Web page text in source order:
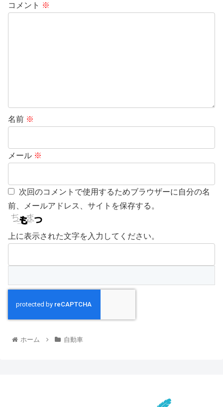
コメント ※
名前 ※
メール ※
次回のコメントで使用するためブラウザーに自分の名
前、メールアドレス、サイトを保存する。
上に表示された文字を入力してください。
ホーム 自動車